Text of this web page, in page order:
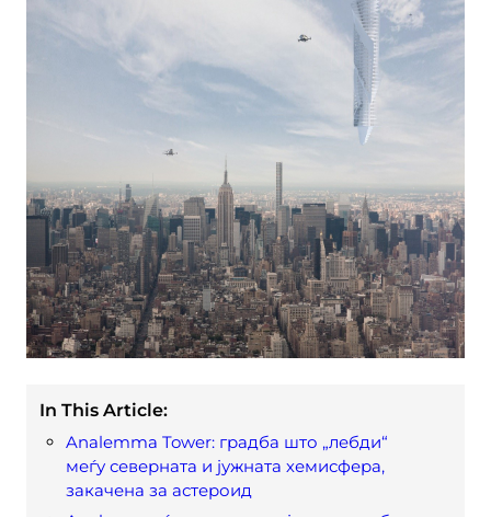
In This Article:
Analemma Tower: градба што „лебди“
меѓу северната и јужната хемисфера,
закачена за астероид